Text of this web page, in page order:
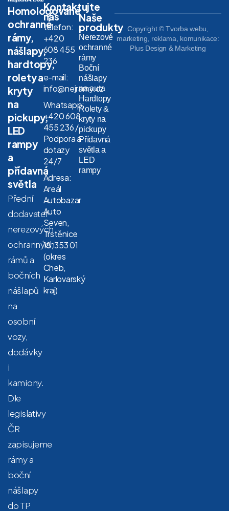
Homologované
ochranné
rámy,
nášlapy,
hardtopy,
rolety a
kryty
na
pickupy,
LED
rampy
a
přídavná
světla
Přední
dodavatel
nerezových
ochranných
rámů a
bočních
nášlapů
na
osobní
vozy,
dodávky
i
kamiony.
Dle
legislativy
ČR
zapisujeme
rámy a
boční
nášlapy
do TP
Kontaktujte
nás
telefon:
+420
608 455
236
e-mail:
info@nejramy.cz
Whatsapp:
+420 608
455 236 /
Podpora a
dotazy
24/7
Adresa:
Areál
Autobazar
Auto
Seven,
Trstěnice
18, 353 01
(okres
Cheb,
Karlovarský
kraj)
Naše
produkty
Nerezové
ochranné
rámy
Boční
nášlapy
na auta
Hardtopy
Rolety &
kryty na
pickupy
Přídavná
světla a
LED
rampy
Copyright © Tvorba webu,
marketing, reklama, komunikace:
Plus Design & Marketing